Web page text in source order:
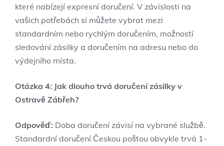
které nabízejí expresní doručení. V závislosti na
vašich potřebách si můžete vybrat mezi
standardním nebo rychlým doručením, možností
sledování zásilky a doručením na adresu nebo do
výdejního místa.
Otázka 4: Jak dlouho trvá doručení zásilky v
Ostravě Zábřeh?
Odpověď: Doba doručení závisí na vybrané službě.
Standardní doručení Českou poštou obvykle trvá 1-